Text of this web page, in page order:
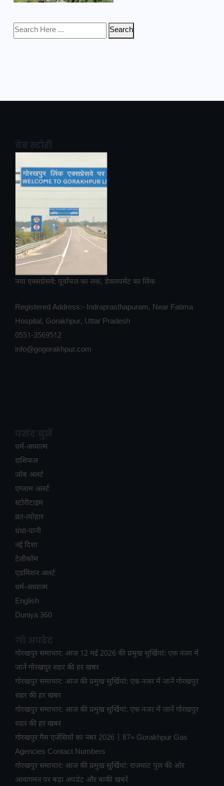
Search
नया एक्सप्रेसवे: पूर्वांचल का लक, डेवलपमेंट का लिंक
Registered Address:- Indraprasthapuram, Near Fatima
Hospital, Gorakhpur, Uttar Pradesh
0551-3569512
info@gogorakhpur.com
धर्म-अध्यात्म
राशिफल
जॉब अलर्ट
एग्जाम अलर्ट
स्टोरीटाइम
व्रत-त्योहार
धंधा-पानी
नई दिशा
टेलीकॉम
ए​डमिशन अलर्ट
धर्म-अध्यात्म
English
Duniya 360
गोरखपुर समाचार: आज 12 मई 2026 की प्रमुख सुर्खियां: एक नजर में
जानें गोरखपुर शहर की हर खबर
गोरखपुर समाचार: आज की प्रमुख सुर्खियां: एक नजर में जानें गोरखपुर
शहर की हर खबर
गोरखपुर समाचार: आज की प्रमुख सुर्खियां: एक नजर में जानें गोरखपुर
शहर की हर खबर
गोरखपुर गैस एजेंसियों का नंबर 2026 | 87+ Gorakhpur Gas
Agencies Contact Numbers
गोरखपुर समाचार: आज की प्रमुख सुर्खियां: राजघाट पुल की ओर
आवागमन पर बड़ा अपडेट और बाकी खबरें